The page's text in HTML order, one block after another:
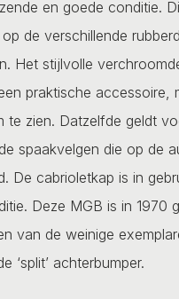
en goede conditie.
de verschillende
Het stijlvolle
praktische accessoire,
te zien. Datzelfde geldt
spaakvelgen die op de
De cabrioletkap is in
Deze MGB is in 1970
van de weinige
‘split’ achterbumper.